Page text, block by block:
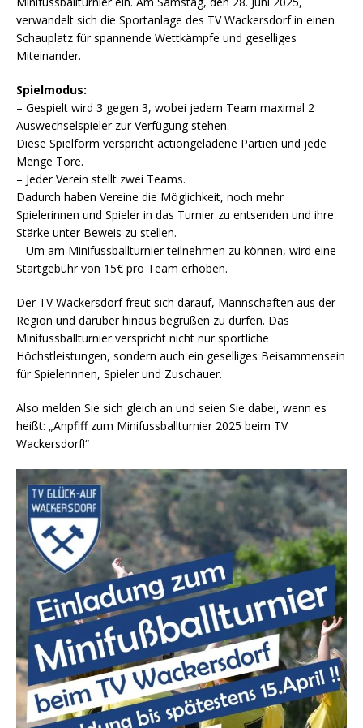
verwandelt sich die Sportanlage des TV Wackersdorf in einen
Schauplatz für spannende Wettkämpfe und geselliges
Miteinander.
Spielmodus:
– Gespielt wird 3 gegen 3, wobei jedem Team maximal 2
Auswechselspieler zur Verfügung stehen.
Diese Spielform verspricht actiongeladene Partien und jede
Menge Tore.
– Jeder Verein stellt zwei Teams.
Dadurch haben Vereine die Möglichkeit, noch mehr
Spielerinnen und Spieler in das Turnier zu entsenden und ihre
Stärke unter Beweis zu stellen.
– Um am Minifussballturnier teilnehmen zu können, wird eine
Startgebühr von 15€ pro Team erhoben.
Der TV Wackersdorf freut sich darauf, Mannschaften aus der
Region und darüber hinaus begrüßen zu dürfen. Das
Minifussballturnier verspricht nicht nur sportliche
Höchstleistungen, sondern auch ein geselliges Beisammensein
für Spielerinnen, Spieler und Zuschauer.
Also melden Sie sich gleich an und seien Sie dabei, wenn es
heißt: „Anpfiff zum Minifussballturnier 2025 beim TV
Wackersdorf!“